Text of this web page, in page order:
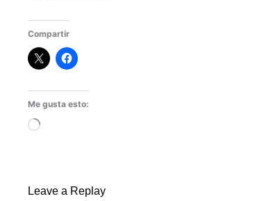
Compartir
Me gusta esto:
Cargando...
Leave a Replay